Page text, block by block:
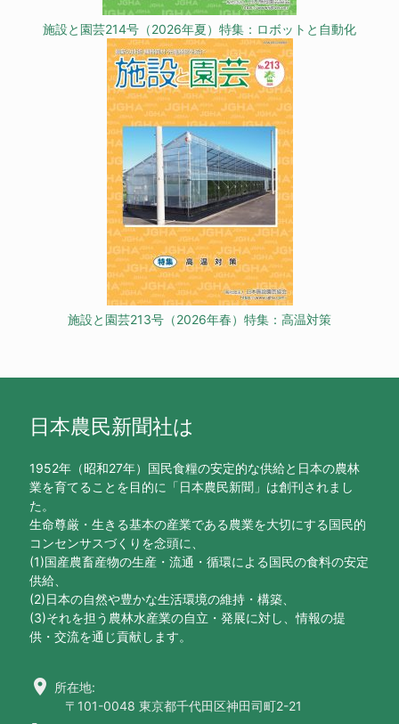
施設と園芸214号（2026年夏）特集：ロボットと自動化
施設と園芸213号（2026年春）特集：高温対策
日本農民新聞社は
1952年（昭和27年）国民食糧の安定的な供給と日本の農林
業を育てることを目的に「日本農民新聞」は創刊されまし
た。
生命尊厳・生きる基本の産業である農業を大切にする国民的
コンセンサスづくりを念頭に、
(1)国産農畜産物の生産・流通・循環による国民の食料の安定
供給、
(2)日本の自然や豊かな生活環境の維持・構築、
(3)それを担う農林水産業の自立・発展に対し、情報の提
供・交流を通じ貢献します。
location_on 所在地:
〒101-0048 東京都千代田区神田司町2-21